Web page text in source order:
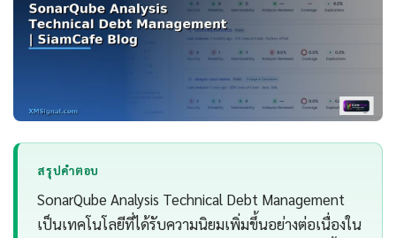
สรุปคำตอบ
SonarQube Analysis Technical Debt Management
เป็นเทคโนโลยีที่ได้รับความนิยมเพิ่มขึ้นอย่างต่อเนื่องใน